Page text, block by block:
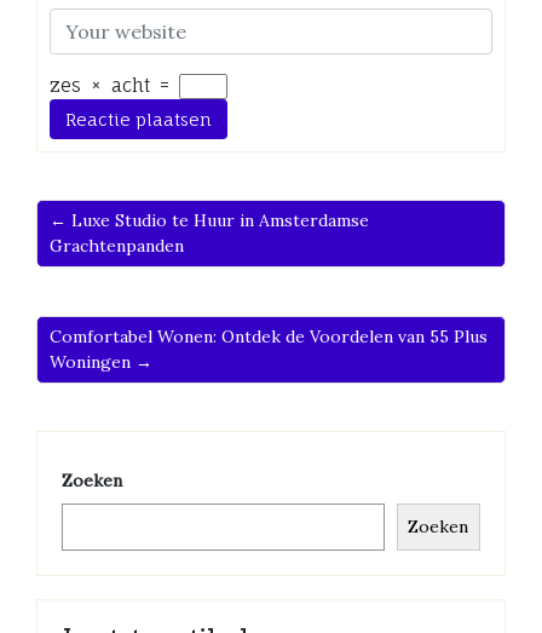
zes × acht =
← Luxe Studio te Huur in Amsterdamse
Grachtenpanden
Comfortabel Wonen: Ontdek de Voordelen van 55 Plus
Woningen →
Zoeken
Zoeken